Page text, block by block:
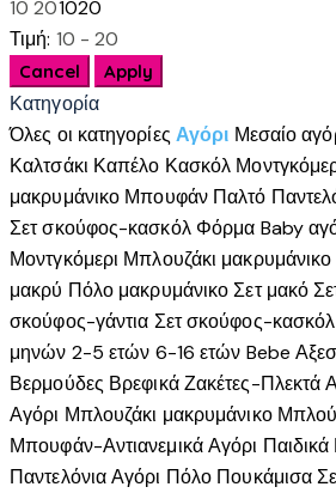
παραλλαγές.
Οι
μπορούν
να
επιλεγούν
στη
σελίδα
του
προϊόντος
10 201020
Τιμή: 10 - 20
Κατηγορία
Όλες οι κατηγορίες Αγόρι Μεσαίο
Καλτσάκι Καπέλο Κασκόλ
μακρυμάνικο Μπουφάν Παλτό
Σετ σκούφος-κασκόλ Φόρμα Baby
Μοντγκόμερι Μπλουζάκι μακρυμάνικο
μακρύ Πόλο μακρυμάνικο Σετ μακό
σκούφος-γάντια Σετ σκούφος-κασκόλ
μηνών 2-5 ετών 6-16 ετών Bebe
Βερμούδες Βρεφικά Ζακέτες-Πλεκτά
Αγόρι Μπλουζάκι μακρυμάνικο
Μπουφάν-Αντιανεμικά Αγόρι Παιδικά
Παντελόνια Αγόρι Πόλο Πουκάμισα